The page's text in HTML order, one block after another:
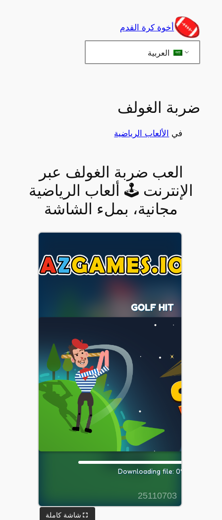
المحتوى
أخوة كرة القدم
العربية
ضربة الغولف
في الألعاب الرياضية
العب ضربة الغولف عبر
الإنترنت 🕹 ألعاب الرياضية
مجانية، بملء الشاشة
شاشة كاملة